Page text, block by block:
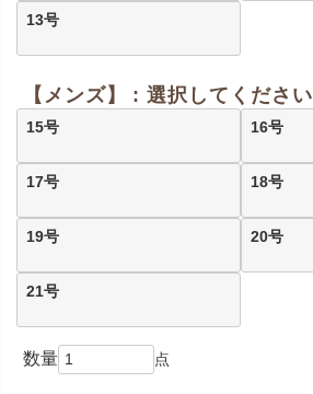
13号
【メンズ】 選択してください
15号 16号
17号 18号
19号 20号
21号